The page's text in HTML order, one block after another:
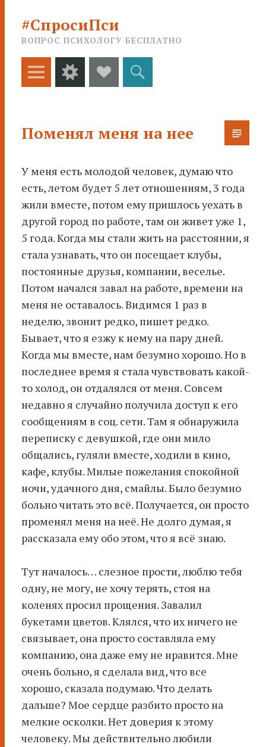
#СпросиПси
ВОПРОС ПСИХОЛОГУ БЕСПЛАТНО
Меню ВиджетыSocial
Links
Поиск
Поменял меня на нее
У меня есть молодой человек, думаю что
есть, летом будет 5 лет отношениям, 3 года
жили вместе, потом ему пришлось уехать в
другой город по работе, там он живет уже 1,
5 года. Когда мы стали жить на расстоянии, я
стала узнавать, что он посещает клубы,
постоянные друзья, компании, веселье.
Потом начался завал на работе, времени на
меня не оставалось. Видимся 1 раз в
неделю, звонит редко, пишет редко.
Бывает, что я езжу к нему на пару дней.
Когда мы вместе, нам безумно хорошо. Но в
последнее время я стала чувствовать какой-
то холод, он отдалялся от меня. Совсем
недавно я случайно получила доступ к его
сообщениям в соц. сети. Там я обнаружила
переписку с девушкой, где они мило
общались, гуляли вместе, ходили в кино,
кафе, клубы. Милые пожелания спокойной
ночи, удачного дня, смайлы. Было безумно
больно читать это всё. Получается, он просто
променял меня на неё. Не долго думая, я
рассказала ему обо этом, что я всё знаю.
Тут началось… слезное прости, люблю тебя
одну, не могу, не хочу терять, стоя на
коленях просил прощения. Завалил
букетами цветов. Клялся, что их ничего не
связывает, она просто составляла ему
компанию, она даже ему не нравится. Мне
очень больно, я сделала вид, что все
хорошо, сказала подумаю. Что делать
дальше? Мое сердце разбито просто на
мелкие осколки. Нет доверия к этому
человеку. Мы действительно любили